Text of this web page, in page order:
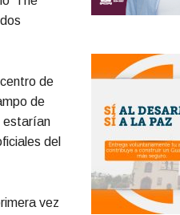
de
de
estarían
del
vez